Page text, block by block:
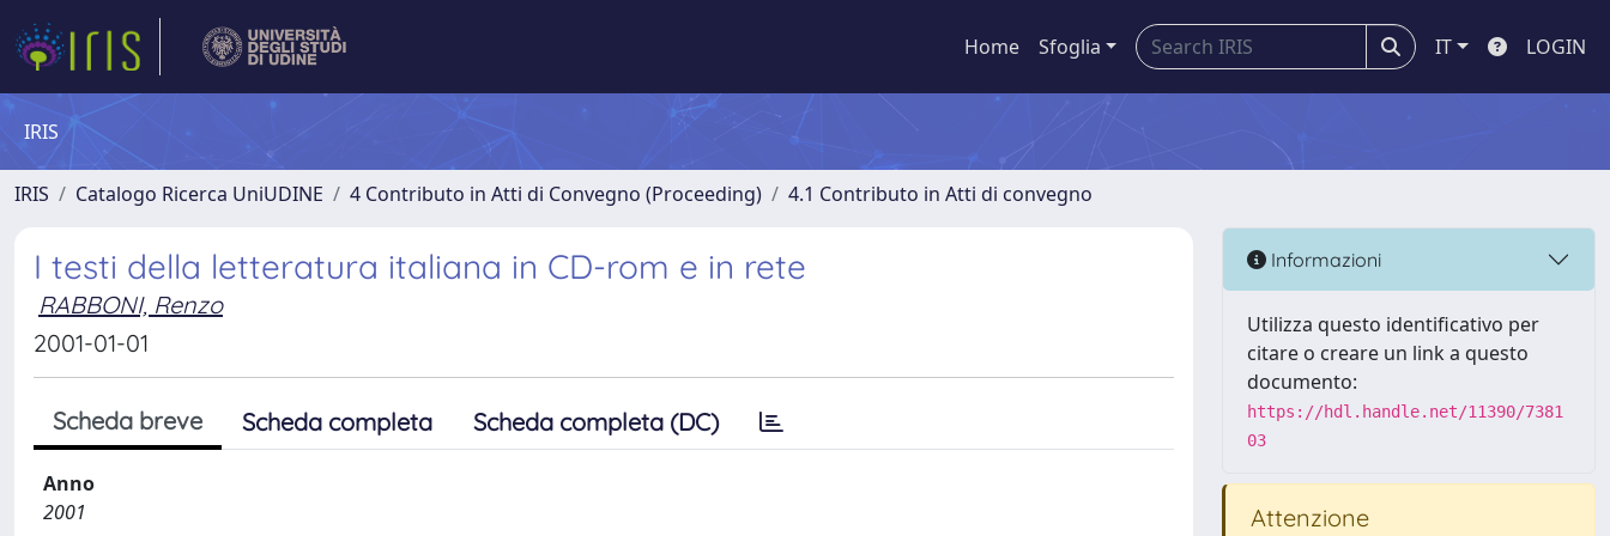
Home Sfoglia IT LOGIN
IRIS
IRIS Catalogo Ricerca UniUDINE 4 Contributo in Atti di Convegno (Proceeding) 4.1 Contributo in Atti di convegno
I testi della letteratura italiana in CD-rom e in rete
RABBONI, Renzo
2001-01-01
Scheda breve Scheda completa Scheda completa (DC)
Anno
2001
Informazioni
Utilizza questo identificativo per
citare o creare un link a questo
documento:
https://hdl.handle.net/11390/7381
03
Attenzione